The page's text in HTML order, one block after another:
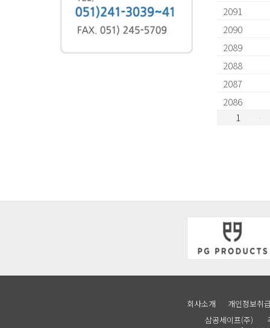
2091
2090
2089
2088
2087
2086
1
회사소개
개인정보취
삼공세이프(주)